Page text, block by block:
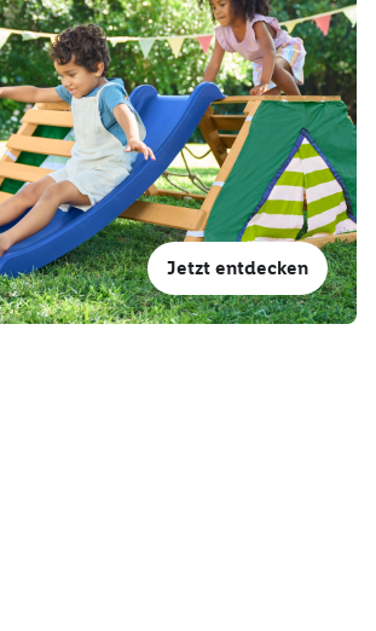
Jetzt entdecken